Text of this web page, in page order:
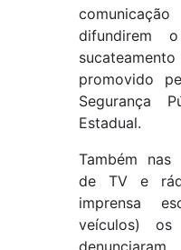
difundirem
promovido
Segurança
Estadual.
Também nas
de TV e
imprensa
veículos) os